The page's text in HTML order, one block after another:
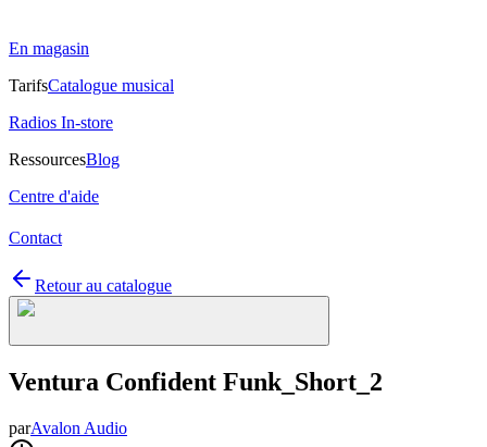
En magasin
TarifsCatalogue musical
Radios In-store
RessourcesBlog
Centre d'aide
Contact
Retour au catalogue
Ventura Confident Funk_Short_2
parAvalon Audio